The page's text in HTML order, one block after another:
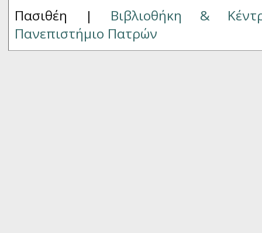
Πασιθέη | Βιβλιοθήκη &
Πανεπιστήμιο Πατρών